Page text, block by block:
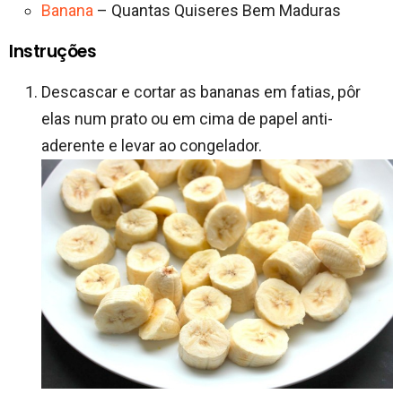
Banana – Quantas Quiseres Bem Maduras
Instruções
Descascar e cortar as bananas em fatias, pôr
elas num prato ou em cima de papel anti-
aderente e levar ao congelador.